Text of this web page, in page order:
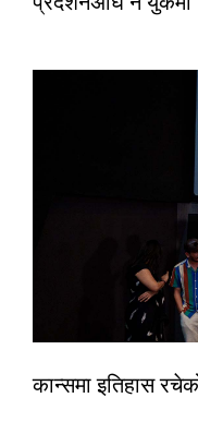
कान्समा इतिहास